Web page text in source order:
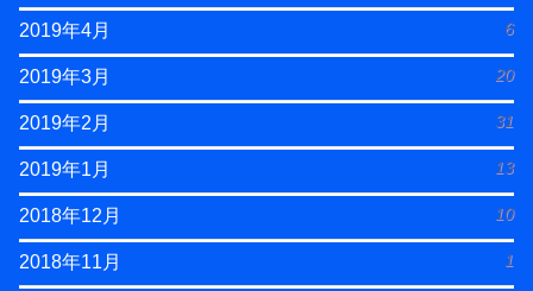
2019年4月 6
2019年3月 20
2019年2月 31
2019年1月 13
2018年12月 10
2018年11月 1